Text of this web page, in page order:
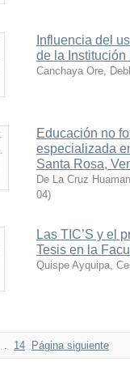
Influencia del
de la Institución
Canchaya Ore,
Educación no
especializada
Santa Rosa,
De La Cruz
04)
Las TIC’S y el
Tesis en la
Quispe Ayquipa,
. 14 Página siguiente